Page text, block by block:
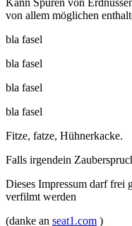
von allem möglichen
bla fasel
bla fasel
bla fasel
bla fasel
Fitze, fatze, Hühnerkacke.
Falls irgendein
Dieses Impressum darf frei
verfilmt werden
(danke an seat1.com )